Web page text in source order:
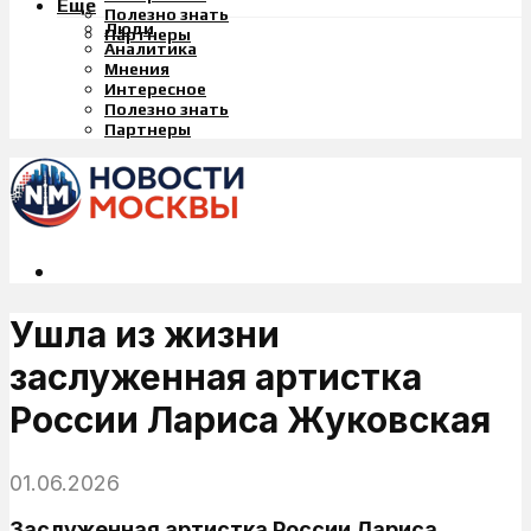
Полезно знать
Партнеры
Еще
Люди
Аналитика
Мнения
Интересное
Полезно знать
Партнеры
Ушла из жизни
заслуженная артистка
России Лариса Жуковская
01.06.2026